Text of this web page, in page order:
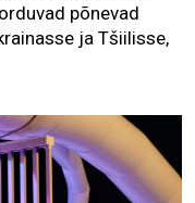
põnevad
ja Tšiilisse,